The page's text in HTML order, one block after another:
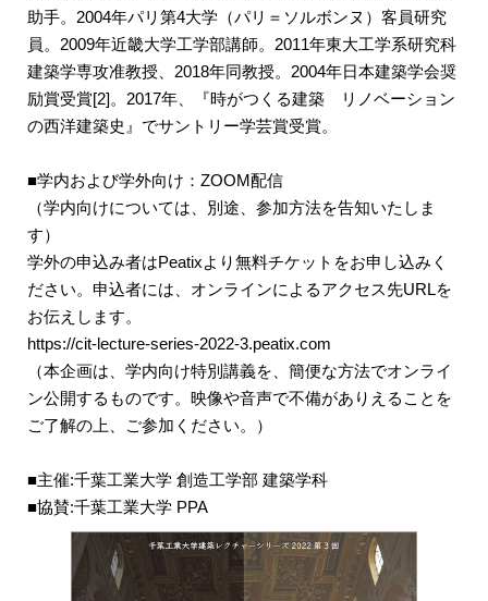
助手。2004年パリ第4大学（パリ＝ソルボンヌ）客員研究
員。2009年近畿大学工学部講師。2011年東大工学系研究科
建築学専攻准教授、2018年同教授。2004年日本建築学会奨
励賞受賞[2]。2017年、『時がつくる建築 リノベーション
の西洋建築史』でサントリー学芸賞受賞。
■学内および学外向け：ZOOM配信
（学内向けについては、別途、参加方法を告知いたしま
す）
学外の申込み者はPeatixより無料チケットをお申し込みく
ださい。申込者には、オンラインによるアクセス先URLを
お伝えします。
https://cit-lecture-series-2022-3.peatix.com
（本企画は、学内向け特別講義を、簡便な方法でオンライ
ン公開するものです。映像や音声で不備がありえることを
ご了解の上、ご参加ください。）
■主催:千葉工業大学 創造工学部 建築学科
■協賛:千葉工業大学 PPA